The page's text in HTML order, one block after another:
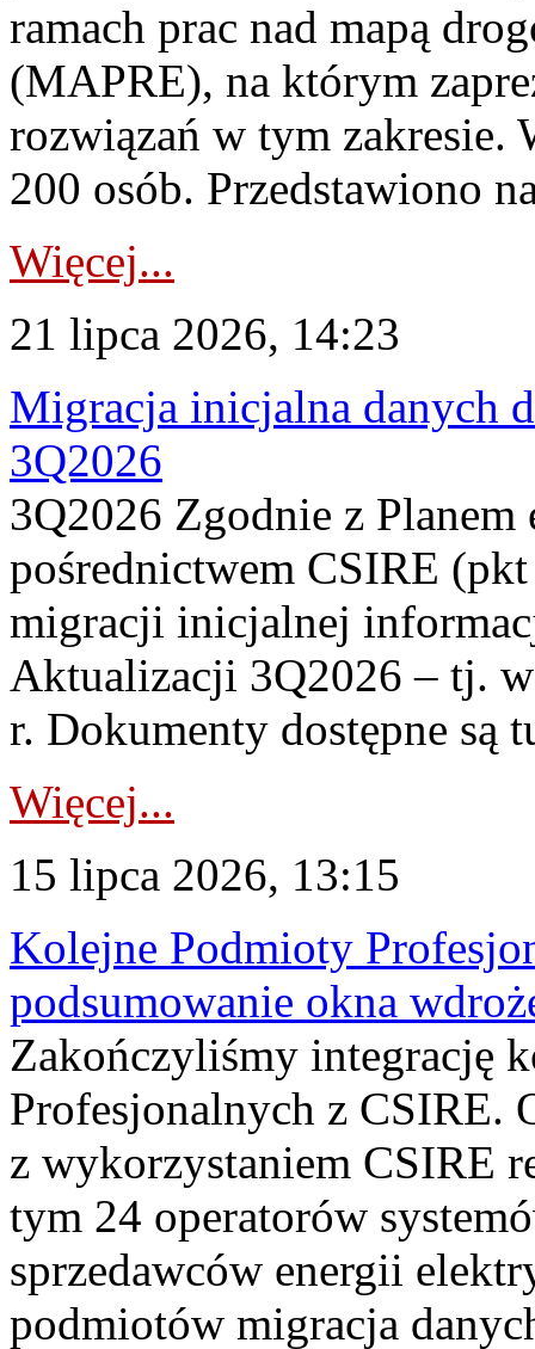
ramach prac nad mapą
(MAPRE), na którym
rozwiązań w tym zakresie.
200 osób. Przedstawiono
Więcej...
21 lipca 2026, 14:23
Migracja inicjalna danych
3Q2026
3Q2026 Zgodnie z
pośrednictwem CSIRE
migracji inicjalnej
Aktualizacji 3Q2026 – tj.
r. Dokumenty dostępne są
Więcej...
15 lipca 2026, 13:15
Kolejne Podmioty
podsumowanie okna
Zakończyliśmy integrację
Profesjonalnych z CSIRE.
z wykorzystaniem CSIRE
tym 24 operatorów
sprzedawców energii
podmiotów migracja